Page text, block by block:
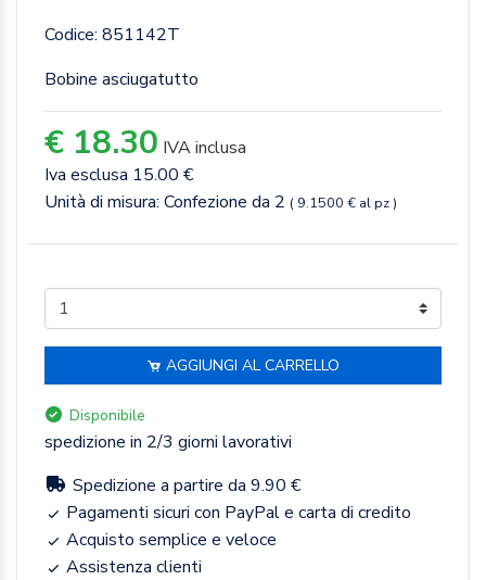
Codice: 851142T
Bobine asciugatutto
€ 18.30 IVA inclusa
Iva esclusa 15.00 €
Unità di misura: Confezione da 2 ( 9.1500 € al pz )
AGGIUNGI AL CARRELLO
Disponibile
spedizione in 2/3 giorni lavorativi
Spedizione a partire da 9.90 €
Pagamenti sicuri con PayPal e carta di credito
Acquisto semplice e veloce
Assistenza clienti